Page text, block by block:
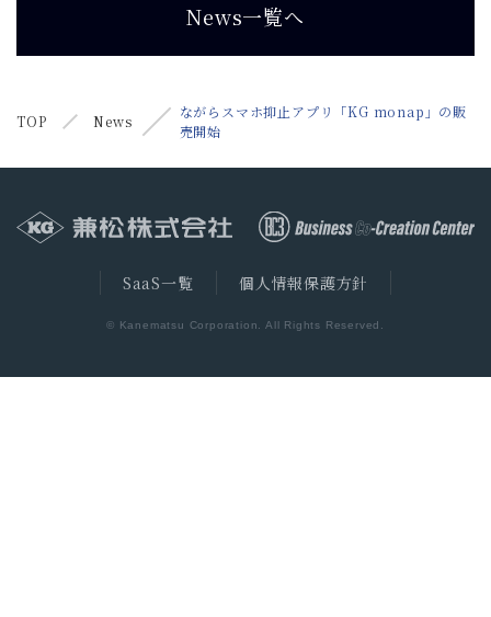
News一覧へ
TOP News
ながらスマホ抑止アプリ「KG monap」の販
売開始
SaaS一覧 個人情報保護方針
© Kanematsu Corporation. All Rights Reserved.